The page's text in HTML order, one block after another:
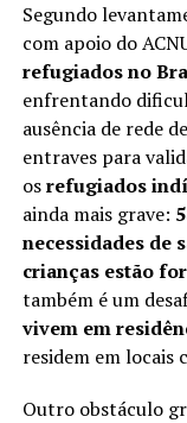
Segundo
com apoio do
refugiados no
enfrentando
ausência de rede
entraves para
osrefugiados
ainda mais grave:
necessidades de
crianças estão
também é um
vivem em
residem em
Outro obstáculo